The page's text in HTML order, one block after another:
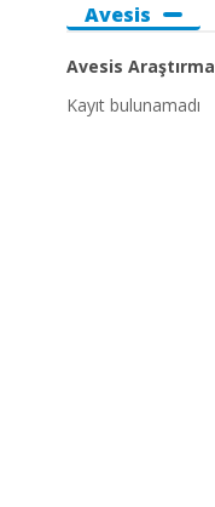
Avesis
Avesis
Kayıt bulunamadı